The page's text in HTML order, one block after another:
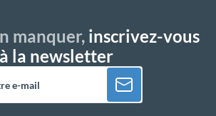
manquer,inscrivez-vous
à la newsletter